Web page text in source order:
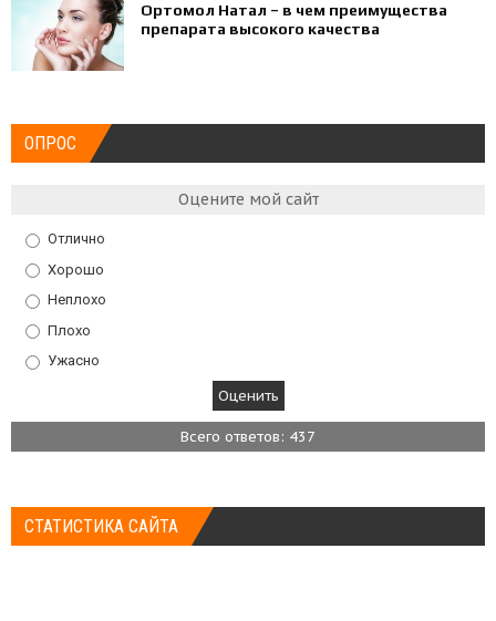
Ортомол Натал – в чем преимущества
препарата высокого качества
ОПРОС
Оцените мой сайт
Отлично
Хорошо
Неплохо
Плохо
Ужасно
Всего ответов: 437
СТАТИСТИКА САЙТА